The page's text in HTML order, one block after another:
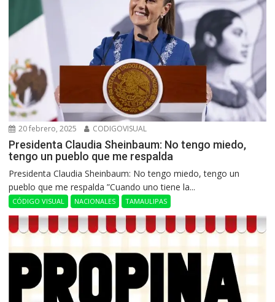
20 febrero, 2025 CODIGOVISUAL
Presidenta Claudia Sheinbaum: No tengo miedo,
tengo un pueblo que me respalda
Presidenta Claudia Sheinbaum: No tengo miedo, tengo un
pueblo que me respalda ”Cuando uno tiene la...
CÓDIGO VISUAL NACIONALES TAMAULIPAS